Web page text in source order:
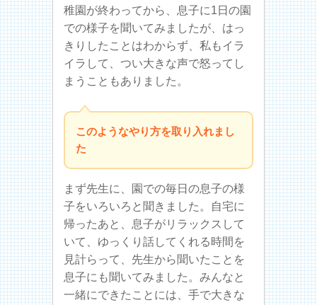
稚園が終わってから、息子に1日の園
での様子を聞いてみましたが、はっ
きりしたことはわからず、私もイラ
イラして、つい大きな声で怒ってし
まうこともありました。
このようなやり方を取り入れまし
た
まず先生に、園での毎日の息子の様
子をいろいろと聞きました。自宅に
帰ったあと、息子がリラックスして
いて、ゆっくり話してくれる時間を
見計らって、先生から聞いたことを
息子にも聞いてみました。みんなと
一緒にできたことには、手で大きな